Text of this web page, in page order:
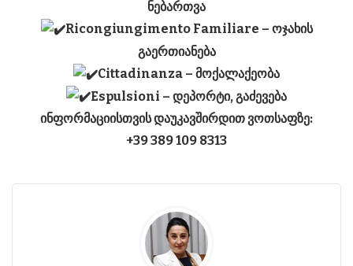
ნებართვა
Ricongiungimento Familiare – ოჯახის
გაერთიანება
Cittadinanza – მოქალაქეობა
Espulsioni – დეპორტი, გაძევება
ინფორმაციისთვის დაუკავშირდით ვოთსაფზე:
+39 389 109 8313